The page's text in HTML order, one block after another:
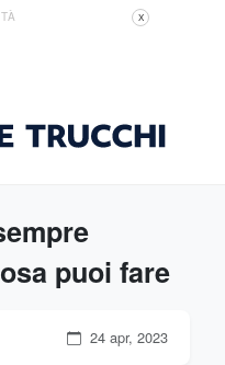
X
puoi fare
24 apr, 2023